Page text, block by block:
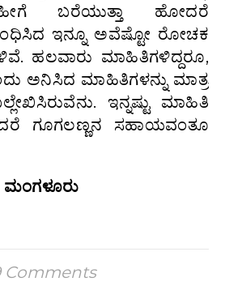
ಬರೆಯುತ್ತಾ ಹೋದರೆ
ಇನ್ನೂ ಅವೆಷ್ಟೋ ರೋಚಕ
ಹಲವಾರು ಮಾಹಿತಿಗಳಿದ್ದರೂ,
ಅನಿಸಿದ ಮಾಹಿತಿಗಳನ್ನು ಮಾತ್ರ
ಇನ್ನಷ್ಟು ಮಾಹಿತಿ
ಗೂಗಲಣ್ಣನ ಸಹಾಯವಂತೂ
ಮಂಗಳೂರು
Comments